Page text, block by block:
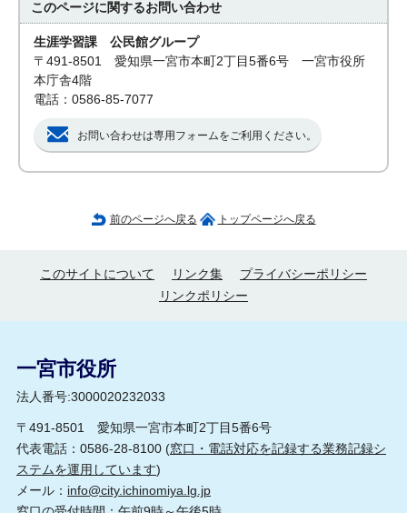
このページに関するお問い合わせ
生涯学習課 公民館グループ
〒491-8501 愛知県一宮市本町2丁目5番6号 一宮市役所
本庁舎4階
電話：0586-85-7077
お問い合わせは専用フォームをご利用ください。
前のページへ戻る トップページへ戻る
このサイトについて リンク集
プライバシーポリシー
リンクポリシー
一宮市役所
法人番号:3000020232033
〒491-8501 愛知県一宮市本町2丁目5番6号
代表電話：0586-28-8100 (窓口・電話対応を記録する業務記録シ
ステムを運用しています)
メール： info@city.ichinomiya.lg.jp